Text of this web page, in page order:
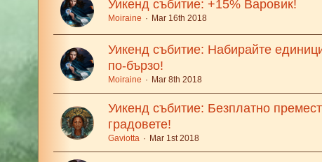
Уикенд събитие: +15% Варовик!
Moiraine Mar 16th 2018
Уикенд събитие: Набирайте
по-бързо!
Moiraine Mar 8th 2018
Уикенд събитие: Безплатно
градовете!
Gaviotta Mar 1st 2018